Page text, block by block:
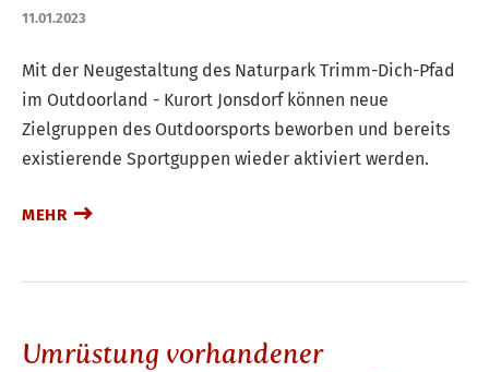
11.01.2023
Mit der Neugestaltung des Naturpark Trimm-Dich-Pfad
im Outdoorland - Kurort Jonsdorf können neue
Zielgruppen des Outdoorsports beworben und bereits
existierende Sportguppen wieder aktiviert werden.
MEHR
Umrüstung vorhandener